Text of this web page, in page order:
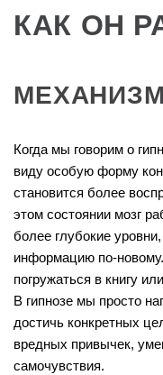
КАК ОН
Когда мы говорим о
виду особую форму
становится более
этом состоянии мозг
более глубокие
информацию по-
погружаться в книгу
В гипнозе мы просто
достичь конкретных
вредных привычек,
самочувствия.